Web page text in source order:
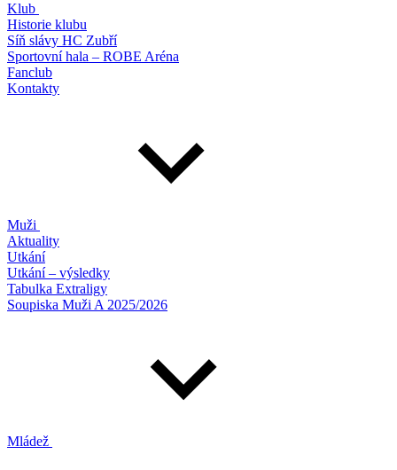
Klub
Historie klubu
Síň slávy HC Zubří
Sportovní hala – ROBE Aréna
Fanclub
Kontakty
Muži
Aktuality
Utkání
Utkání – výsledky
Tabulka Extraligy
Soupiska Muži A 2025/2026
Mládež